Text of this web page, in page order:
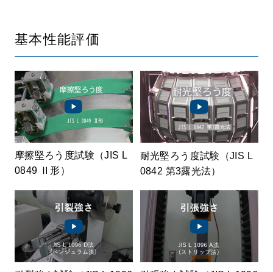
基本性能評価
摩擦堅ろう度試験（JIS L
0849 Ⅱ形）
耐光堅ろう度試験（JIS L
0842 第3露光法）